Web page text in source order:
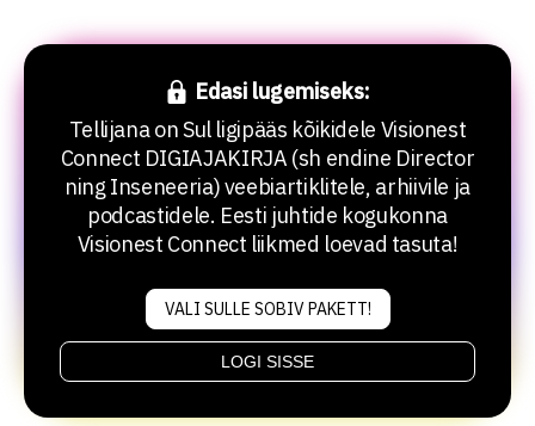
Edasi lugemiseks:
Tellijana on Sul ligipääs kõikidele Visionest
Connect DIGIAJAKIRJA (sh endine Director
ning Inseneeria) veebiartiklitele, arhiivile ja
podcastidele. Eesti juhtide kogukonna
Visionest Connect liikmed loevad tasuta!
VALI SULLE SOBIV PAKETT!
LOGI SISSE